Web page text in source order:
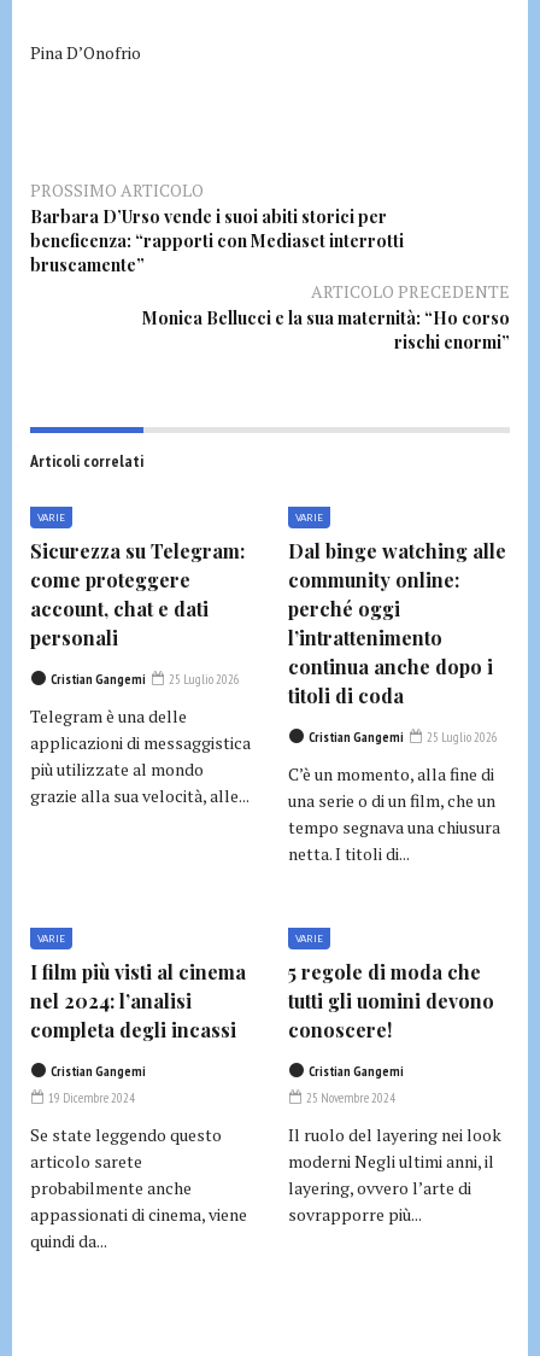
Pina D’Onofrio
PROSSIMO ARTICOLO
Barbara D’Urso vende i suoi abiti storici per
beneficenza: “rapporti con Mediaset interrotti
bruscamente”
ARTICOLO PRECEDENTE
Monica Bellucci e la sua maternità: “Ho corso
rischi enormi”
Articoli correlati
VARIE
Sicurezza su Telegram:
come proteggere
account, chat e dati
personali
Cristian Gangemi 25 Luglio 2026
Telegram è una delle
applicazioni di messaggistica
più utilizzate al mondo
grazie alla sua velocità, alle...
VARIE
Dal binge watching alle
community online:
perché oggi
l’intrattenimento
continua anche dopo i
titoli di coda
Cristian Gangemi 25 Luglio 2026
C’è un momento, alla fine di
una serie o di un film, che un
tempo segnava una chiusura
netta. I titoli di...
VARIE
I film più visti al cinema
nel 2024: l’analisi
completa degli incassi
Cristian Gangemi
19 Dicembre 2024
Se state leggendo questo
articolo sarete
probabilmente anche
appassionati di cinema, viene
quindi da...
VARIE
5 regole di moda che
tutti gli uomini devono
conoscere!
Cristian Gangemi
25 Novembre 2024
Il ruolo del layering nei look
moderni Negli ultimi anni, il
layering, ovvero l’arte di
sovrapporre più...